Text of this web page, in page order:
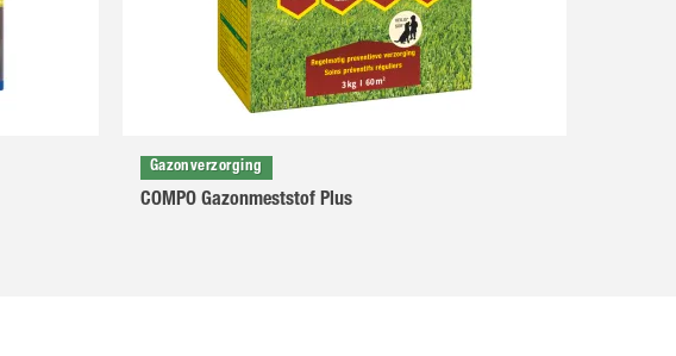
Gazonverzorging
COMPO Gazonmeststof Plus